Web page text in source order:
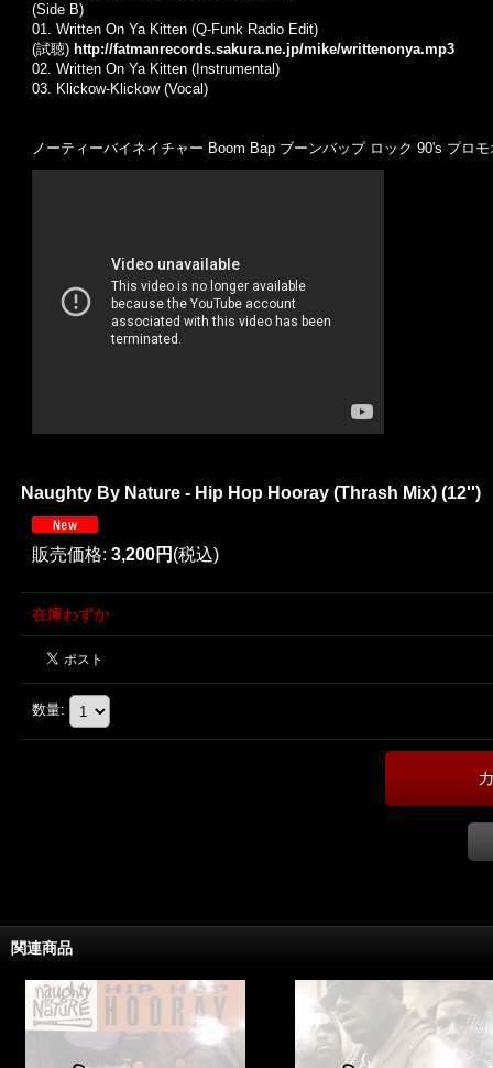
(Side B)
01. Written On Ya Kitten (Q-Funk Radio Edit)
(試聴) http://fatmanrecords.sakura.ne.jp/mike/writtenonya.mp3
02. Written On Ya Kitten (Instrumental)
03. Klickow-Klickow (Vocal)
ノーティーバイネイチャー Boom Bap ブーンバップ ロック 90's プロ
Naughty By Nature - Hip Hop Hooray (Thrash Mix) (12'')
販売価格: 3,200円 (税込)
在庫わずか
数量:
関連商品